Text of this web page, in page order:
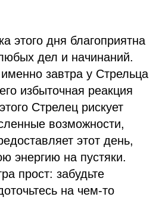
этого дня благоприятна
дел и начинаний.
завтра у Стрельца
избыточная реакция
Стрелец рискует
возможности,
этот день,
энергию на пустяки.
прост: забудьте
на чем-то